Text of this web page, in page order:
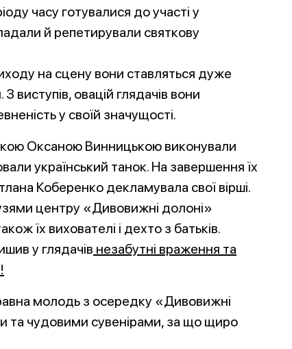
часу готувалися до участі у
й репетирували святкову
на сцену вони ставляться дуже
виступів, овацій глядачів вони
у своїй значущості.
Оксаною Винницькою виконували
український танок. На завершення їх
Коберенко декламувала свої вірші.
центру «Дивовижні долоні»
їх вихователі і дехто з батьків.
у глядачів незабутні враження та
молодь з осередку «Дивовижні
та чудовими сувенірами, за що щиро